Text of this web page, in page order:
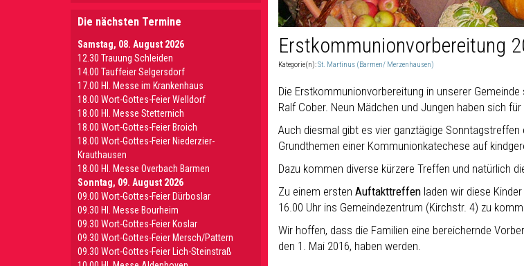
Erstkommunionvorbereitung
Kategorie(n):St. Martinus (Barmen/ Merzenhausen)
Die Erstkommunionvorbereitung in unserer
Ralf Cober. Neun Mädchen und Jungen haben sich
Auch diesmal gibt es vier ganztägige
Grundthemen einer Kommunionkatechese auf
Dazu kommen diverse kürzere Treffen und natürlich
Zu einem ersten Auftakttreffen laden wir diese
16.00 Uhr ins Gemeindezentrum (Kirchstr. 4) zu
Wir hoffen, dass die Familien eine bereichernde
den 1. Mai 2016, haben werden.
Die nächsten Termine
Samstag, 08. August 2026
12.30 Trauung Schleiden
14.00 Tauffeier Selgersdorf
17.00 Hl. Messe im Krankenhaus
18.00 Wort-Gottes-Feier Welldorf
18.00 Hl. Messe Stetternich
18.00 Wort-Gottes-Feier Broich
18.00 Wort-Gottes-Feier Niederzier-
Krauthausen
18.00 Hl. Messe Overbach Barmen
Sonntag, 09. August 2026
09.00 Wort-Gottes-Feier Dürboslar
09.30 HI. Messe Bourheim
09.30 Wort-Gottes-Feier Koslar
09.30 Wort-Gottes-Feier Mersch/Pattern
09.30 Wort-Gottes-Feier Lich-Steinstraß